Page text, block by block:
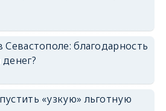
Севастополе: благодарность
«узкую» льготную